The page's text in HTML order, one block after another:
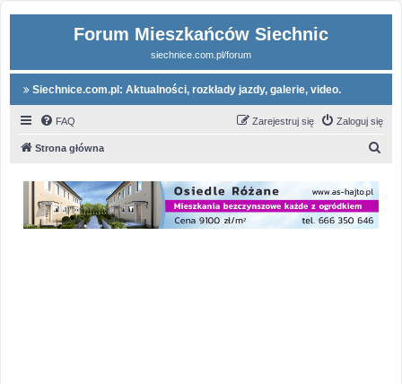
Forum Mieszkańców Siechnic
siechnice.com.pl/forum
Siechnice.com.pl: Aktualności, rozkłady jazdy, galerie, video.
FAQ Zaloguj się
Zarejestruj się
Strona główna